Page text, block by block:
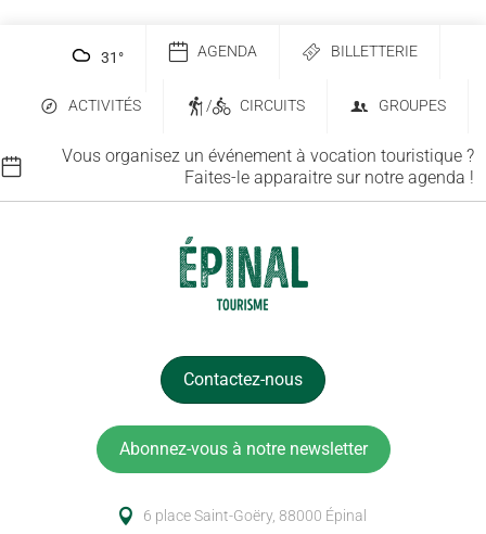
31 ° AGENDA BILLETTERIE
ACTIVITÉS / CIRCUITS GROUPES
Vous organisez un événement à vocation touristique ?
Faites-le apparaitre sur notre agenda !
Contactez-nous
Abonnez-vous à notre newsletter
6 place Saint-Goëry, 88000 Épinal